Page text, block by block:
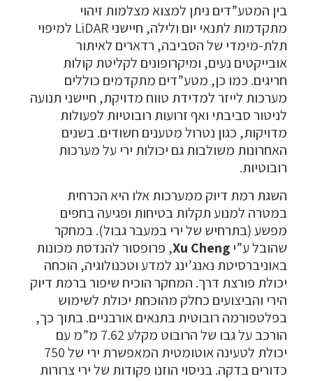
בין המטע”דים ניתן למצוא מצלמות זיהוי
מתקדמות לתנאי יום ולילה, חיישני LiDAR למיפוי
תלת-מימדי של הסביבה, רדארים לאיתור
אובייקטים נעים, ומיקרופונים לקליטת קולות
חריגים. כמו כן, מטע”דים מתקדמים כוללים
מערכות לייזר למדידת טווח מדויקת, חיישני תנועה
לניטור סביבתי ואף זרועות רובוטיות לפעולות
מדויקות, כגון נטרול מטענים חשודים. בשנים
האחרונות משולבות גם יכולות ירי על מערכות
רובוטיות.
השגת רמת דיוק ממערכות אלו היא הכרחית
במטרה למנוע תקלות בטיחות ופגיעה בחפים
מפשע (בתרחיש של ירי במעבר גבול). במחקר
שהובל ע”י
, פרופסור להנדסת מכונות
באוניברסיטת נאנג’ינג למדע וטכנולוגיה, הוכחה
יכולת פורצת דרך. המחקר הוכיח שיפור ברמת דיוק
הירי והביצועים כחלק מהוכחת יכולת לשימוש
בפלטפורמה רובוטית בתנאים אורבניים. בתוך כך,
הורכב על גבו של הרובוט מקלע 7.62 מ”מ עם
יכולת לטעינה אוטומטית המאפשרת ירי של 750
כדורים בדקה. בניסוי הוזנו פקודות של ירי צרורות